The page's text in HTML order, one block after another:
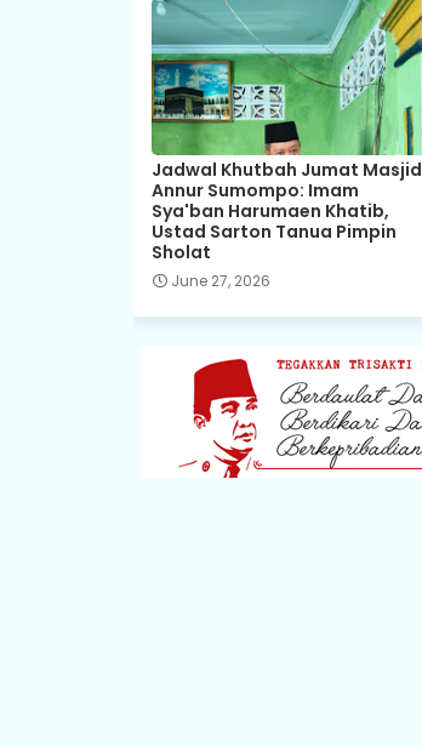
Jadwal Khutbah Jumat Masjid
Annur Sumompo: Imam
Sya'ban Harumaen Khatib,
Ustad Sarton Tanua Pimpin
Sholat
June 27, 2026